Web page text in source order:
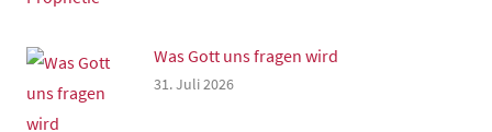
Was Gott uns fragen wird
31. Juli 2026